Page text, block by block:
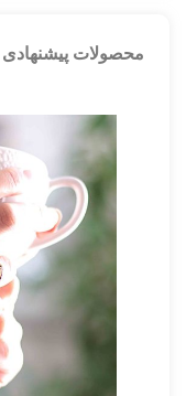
محصولات پیشنهادی